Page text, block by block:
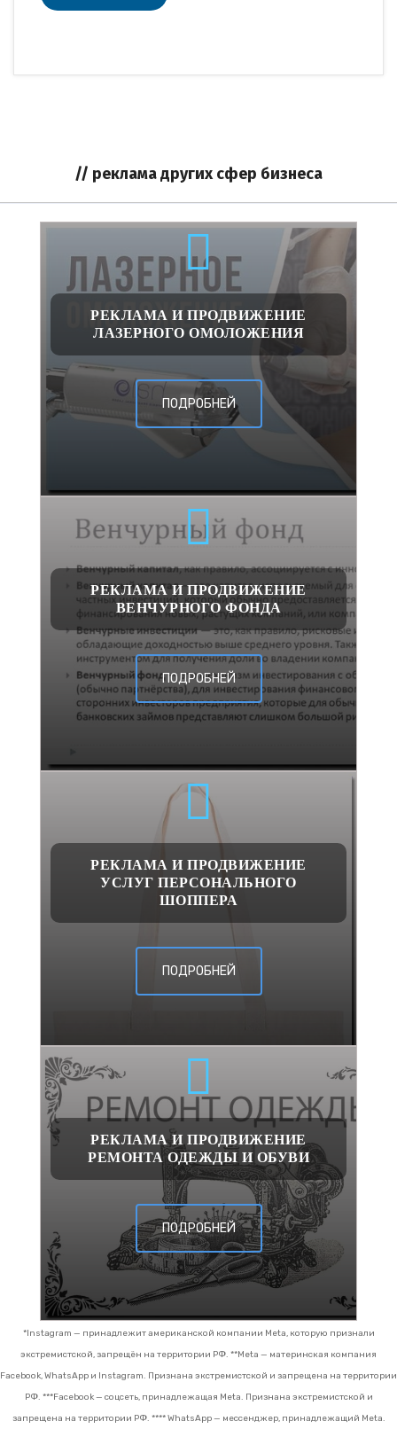
// реклама других сфер бизнеса
РЕКЛАМА И ПРОДВИЖЕНИЕ
ЛАЗЕРНОГО ОМОЛОЖЕНИЯ
ПОДРОБНЕЙ
РЕКЛАМА И ПРОДВИЖЕНИЕ
ВЕНЧУРНОГО ФОНДА
ПОДРОБНЕЙ
РЕКЛАМА И ПРОДВИЖЕНИЕ
УСЛУГ ПЕРСОНАЛЬНОГО
ШОППЕРА
ПОДРОБНЕЙ
РЕКЛАМА И ПРОДВИЖЕНИЕ
РЕМОНТА ОДЕЖДЫ И ОБУВИ
ПОДРОБНЕЙ
*Instagram — принадлежит американской компании Meta, которую признали
экстремистской, запрещён на территории РФ. **Meta — материнская компания
Facebook, WhatsApp и Instagram. Признана экстремистской и запрещена на территории
РФ. ***Facebook — соцсеть, принадлежащая Meta. Признана экстремистской и
запрещена на территории РФ. **** WhatsApp — мессенджер, принадлежащий Meta.